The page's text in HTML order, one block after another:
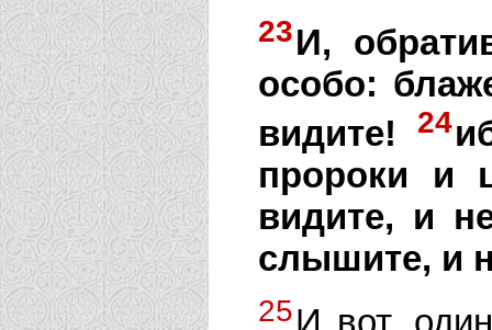
23И,
особо:
видите!
24
пророки и
видите, и
слышите, и
25